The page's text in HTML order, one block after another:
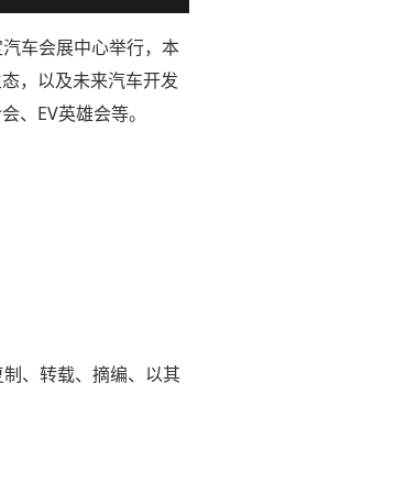
车会展中心举行，本
，以及未来汽车开发
、EV英雄会等。
、转载、摘编、以其